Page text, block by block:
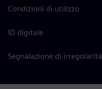
Condizioni di utilizzo
ID digitale
Segnalazione di irregolarità